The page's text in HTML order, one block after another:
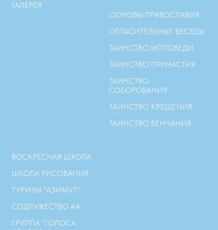
ГАЛЕРЕЯ
ОСНОВЫ ПРАВОСЛАВИЯ
ОГЛАСИТЕЛЬНЫЕ БЕСЕДЫ
ТАИНСТВО ИСПОВЕДИ
ТАИНСТВО ПРИЧАСТИЯ
ТАИНСТВО
СОБОРОВАНИЯ
ТАИНСТВО КРЕЩЕНИЯ
ТАИНСТВО ВЕНЧАНИЯ
ВОСКРЕСНАЯ ШКОЛА
ШКОЛА РИСОВАНИЯ
ТУРИЗМ "АЗИМУТ"
СОДРУЖЕСТВО АА
ГРУППА "ГОЛОСА